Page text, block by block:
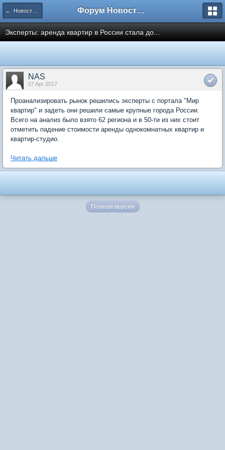
← Новости рынка недвижимости Форум Новостройки
Эксперты: аренда квартир в России стала до...
NAS
07 Apr 2017
Проанализировать рынок решились эксперты с портала "Мир
квартир" и задеть они решили самые крупные города России.
Всего на анализ было взято 62 региона и в 50-ти из них стоит
отметить падение стоимости аренды однокомнатных квартир и
квартир-студио.
Читать дальше
Полная версия